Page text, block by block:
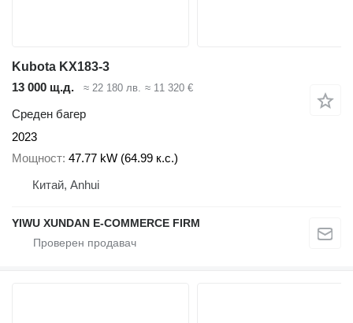
Kubota KX183-3
13 000 щ.д.
≈ 22 180 лв. ≈ 11 320 €
Среден багер
2023
Мощност 47.77 kW (64.99 к.с.)
Китай, Anhui
YIWU XUNDAN E-COMMERCE FIRM